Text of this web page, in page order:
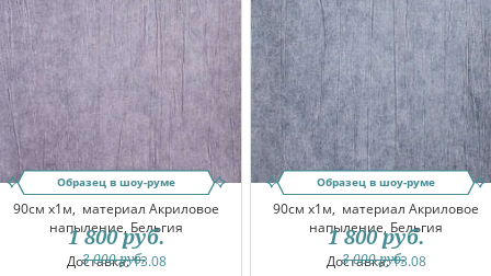
Образец в шоу-руме
90см x1м, материал Акриловое
напыление, Бельгия
Доставка:13.08
3 000руб.
1 800 руб.
Образец в шоу-руме
90см x1м, материал Акриловое
напыление, Бельгия
Доставка:13.08
3 000руб.
1 800 руб.